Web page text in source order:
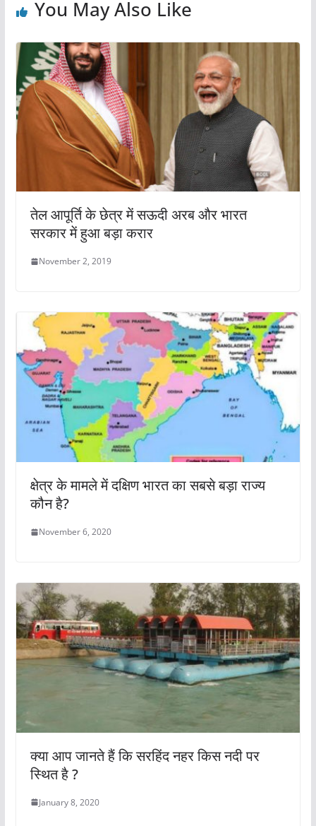
o p
You May Also Like
तेल आपूर्ति के छेत्र में सऊदी अरब और भारत
सरकार में हुआ बड़ा करार
November 2, 2019
क्षेत्र के मामले में दक्षिण भारत का सबसे बड़ा राज्य
कौन है?
November 6, 2020
क्या आप जानते हैं कि सरहिंद नहर किस नदी पर
स्थित है ?
January 8, 2020